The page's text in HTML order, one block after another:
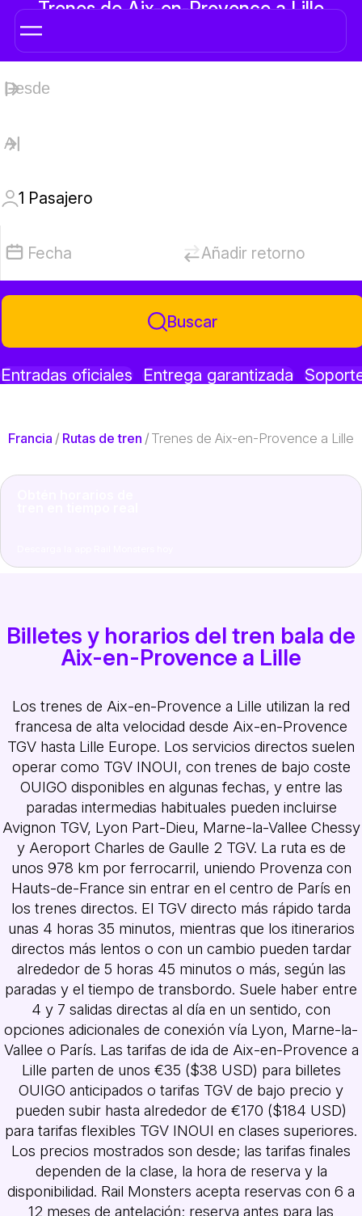
Trenes de Aix-en-Provence a Lille
1 Pasajero
Fecha Añadir retorno
Buscar
Entradas oficiales Entrega garantizada
Francia/ Rutas de tren/ Trenes de Aix-en-Provence a Lille
Billetes y horarios del tren bala de
Aix-en-Provence a Lille
Los trenes de Aix-en-Provence a Lille utilizan la red
francesa de alta velocidad desde Aix-en-Provence
TGV hasta Lille Europe. Los servicios directos suelen
operar como TGV INOUI, con trenes de bajo coste
OUIGO disponibles en algunas fechas, y entre las
paradas intermedias habituales pueden incluirse
Avignon TGV, Lyon Part-Dieu, Marne-la-Vallee Chessy
y Aeroport Charles de Gaulle 2 TGV. La ruta es de
unos 978 km por ferrocarril, uniendo Provenza con
Hauts-de-France sin entrar en el centro de París en
los trenes directos. El TGV directo más rápido tarda
unas 4 horas 35 minutos, mientras que los itinerarios
directos más lentos o con un cambio pueden tardar
alrededor de 5 horas 45 minutos o más, según las
paradas y el tiempo de transbordo. Suele haber entre
4 y 7 salidas directas al día en un sentido, con
opciones adicionales de conexión vía Lyon, Marne-la-
Vallee o París. Las tarifas de ida de Aix-en-Provence a
Lille parten de unos €35 ($38 USD) para billetes
OUIGO anticipados o tarifas TGV de bajo precio y
pueden subir hasta alrededor de €170 ($184 USD)
para tarifas flexibles TGV INOUI en clases superiores.
Los precios mostrados son desde; las tarifas finales
dependen de la clase, la hora de reserva y la
disponibilidad. Rail Monsters acepta reservas con 6 a
12 meses de antelación; reserva antes para las